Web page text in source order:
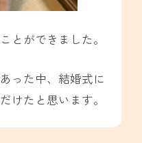
とができました。
った中、結婚式に
けたと思います。